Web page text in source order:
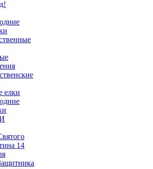
елки
14